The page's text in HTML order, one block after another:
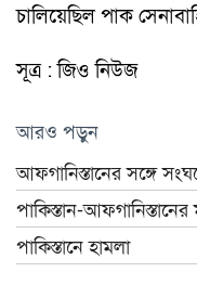
চালিয়েছিল পাক
সূত্র : জিও নিউজ
আরও পড়ুন
আফগানিস্তানের সঙ্গে
পাকিস্তান-
পাকিস্তানে হামলা